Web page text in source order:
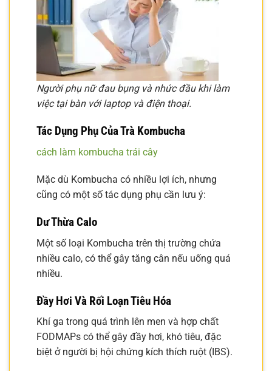
Người phụ nữ đau bụng và nhức đầu khi làm
việc tại bàn với laptop và điện thoại.
Tác Dụng Phụ Của Trà Kombucha
cách làm kombucha trái cây
Mặc dù Kombucha có nhiều lợi ích, nhưng
cũng có một số tác dụng phụ cần lưu ý:
Dư Thừa Calo
Một số loại Kombucha trên thị trường chứa
nhiều calo, có thể gây tăng cân nếu uống quá
nhiều.
Đầy Hơi Và Rối Loạn Tiêu Hóa
Khí ga trong quá trình lên men và hợp chất
FODMAPs có thể gây đầy hơi, khó tiêu, đặc
biệt ở người bị hội chứng kích thích ruột (IBS).